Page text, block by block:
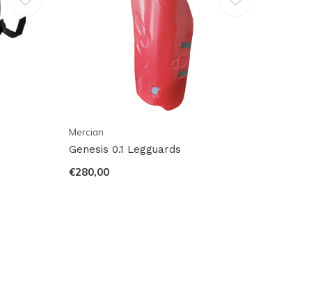
Mercian
Genesis 0.1 Legguards
€280,00